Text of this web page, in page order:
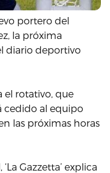
portero del
la próxima
diario deportivo
el rotativo, que
cedido al equipo
las próximas horas
Gazzetta’ explica